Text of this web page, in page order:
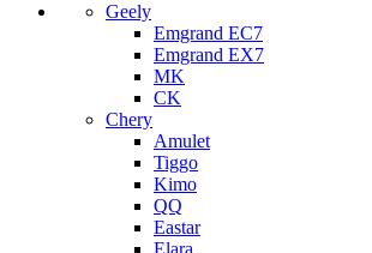
Geely
Emgrand EC7
Emgrand EX7
MK
CK
Chery
Amulet
Tiggo
Kimo
QQ
Eastar
Elara